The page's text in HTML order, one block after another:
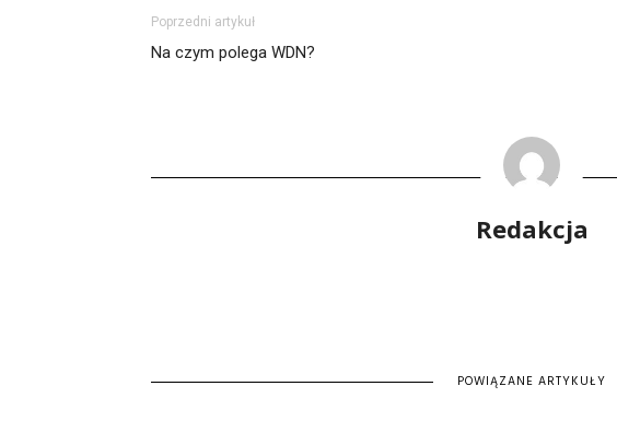
Poprzedni artykuł
Na czym polega WDN?
Redakcja
POWIĄZANE ARTYKUŁY